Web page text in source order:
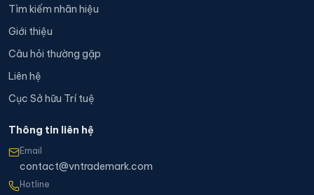
Tìm kiếm nhãn hiệu
Giới thiệu
Câu hỏi thường gặp
Liên hệ
Cục Sở hữu Trí tuệ
Thông tin liên hệ
Email
contact@vntrademark.com
Hotline